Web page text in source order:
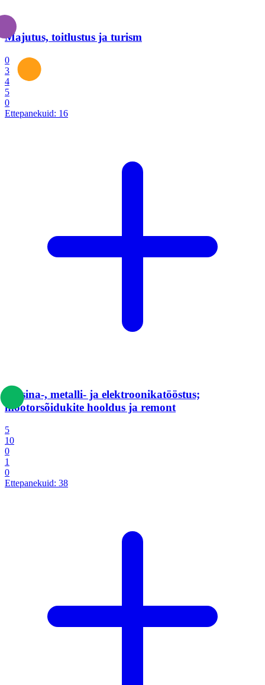
Majutus, toitlustus ja turism
0
3
4
5
0
Ettepanekuid: 16
Masina-, metalli- ja elektroonikatööstus;
mootorsõidukite hooldus ja remont
5
10
0
1
0
Ettepanekuid: 38